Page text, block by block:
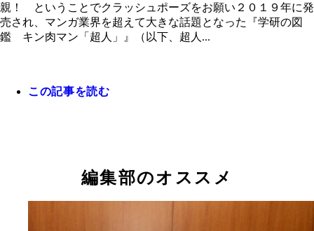
親！ ということでクラッシュポーズをお願い２０１９年に発
売され、マンガ業界を超えて大きな話題となった『学研の図
鑑 キン肉マン「超人」』（以下、超人...
この記事を読む
編集部のオススメ